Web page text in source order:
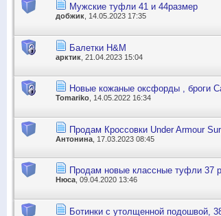
Мужские туфли 41 и 44размер
добжик , 14.05.2023 17:35
Балетки H&M
арктик , 21.04.2023 15:04
Новые кожаные оксфорды , броги
Tomariko , 14.05.2022 16:34
Продам Кроссовки Under Armour
Антонина , 17.03.2023 08:45
Продам новые классные туфли 37
Нюса , 09.04.2020 13:46
Ботинки с утолщенной подошвой,